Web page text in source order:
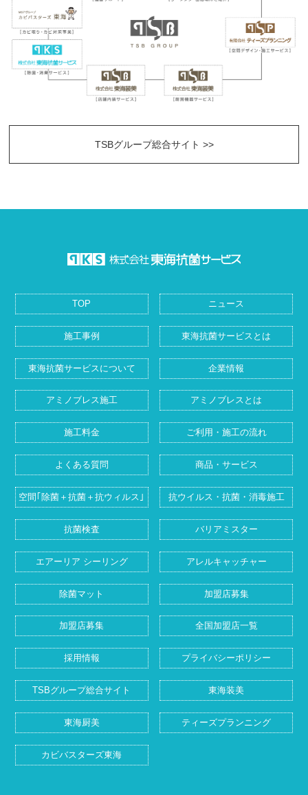
TSBグループ総合サイト >>
TOP ニュース
施工事例 東海抗菌サービスとは
東海抗菌サービスについて 企業情報
アミノブレス施工 アミノブレスとは
施工料金 ご利用・施工の流れ
よくある質問 商品・サービス
空間｢除菌＋抗菌＋抗ウィルス｣ 抗ウイルス・抗菌・消毒施工
抗菌検査 バリアミスター
エアーリア シーリング アレルキャッチャー
除菌マット 加盟店募集
加盟店募集 全国加盟店一覧
採用情報 プライバシーポリシー
TSBグループ総合サイト 東海装美
東海厨美 ティーズプランニング
カビバスターズ東海